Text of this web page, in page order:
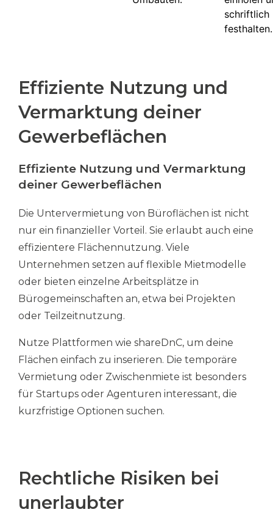
schriftlich
festhalten.
Effiziente Nutzung und
Vermarktung deiner
Gewerbeflächen
Effiziente Nutzung und Vermarktung
deiner Gewerbeflächen
Die Untervermietung von Büroflächen ist nicht
nur ein finanzieller Vorteil. Sie erlaubt auch eine
effizientere Flächennutzung. Viele
Unternehmen setzen auf flexible Mietmodelle
oder bieten einzelne Arbeitsplätze in
Bürogemeinschaften an, etwa bei Projekten
oder Teilzeitnutzung.
Nutze Plattformen wie shareDnC, um deine
Flächen einfach zu inserieren. Die temporäre
Vermietung oder Zwischenmiete ist besonders
für Startups oder Agenturen interessant, die
kurzfristige Optionen suchen.
Rechtliche Risiken bei
unerlaubter